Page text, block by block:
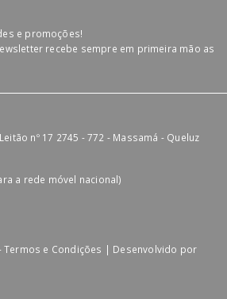
e promoções!
recebe sempre em primeira mão as
nº 17 2745 - 772 - Massamá - Queluz
a rede móvel nacional)
Termos e Condições | Desenvolvido por